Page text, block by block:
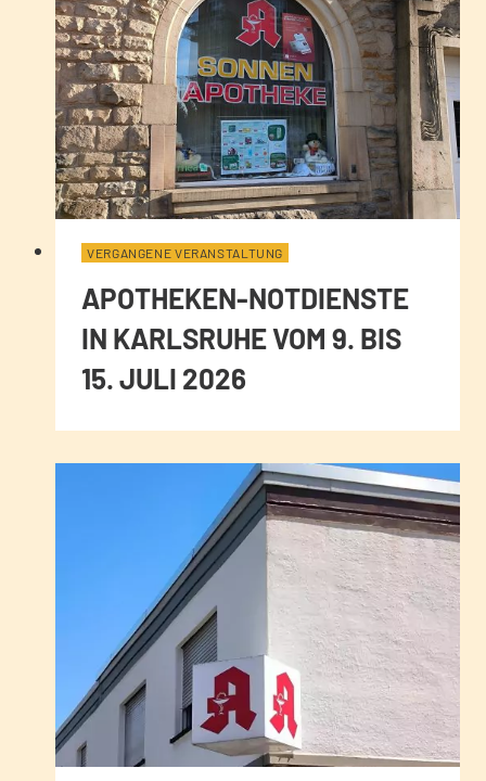
VERGANGENE VERANSTALTUNG
APOTHEKEN-NOTDIENSTE
IN KARLSRUHE VOM 9. BIS
15. JULI 2026